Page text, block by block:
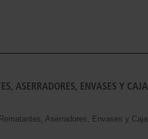
ASERRADORES, ENVASES Y
Aserradores, Envases y